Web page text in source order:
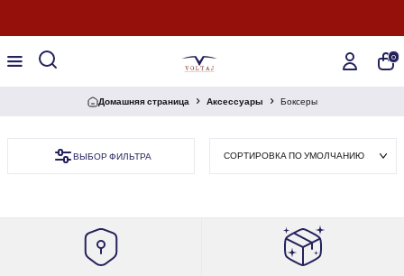
0
Домашняя страница Аксессуары Боксеры
ВЫБОР ФИЛЬТРА